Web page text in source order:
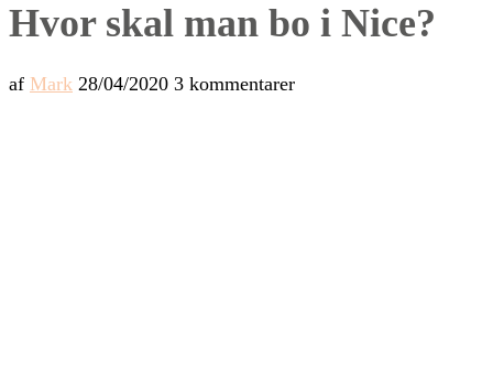
Hvor skal man bo i Nice?
af Mark 28/04/2020 3 kommentarer